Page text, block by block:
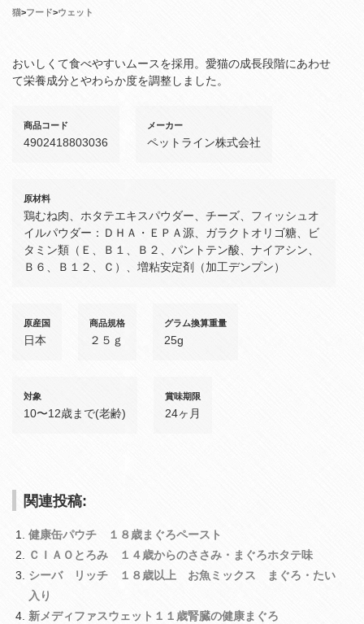
猫>フード>ウェット
おいしくて食べやすいムースを採用。愛猫の成長段階にあわせ
て栄養成分とやわらか度を調整しました。
商品コード
4902418803036
メーカー
ペットライン株式会社
原材料
鶏むね肉、ホタテエキスパウダー、チーズ、フィッシュオ
イルパウダー：ＤＨＡ・ＥＰＡ源、ガラクトオリゴ糖、ビ
タミン類（Ｅ、Ｂ１、Ｂ２、パントテン酸、ナイアシン、
Ｂ６、Ｂ１２、Ｃ）、増粘安定剤（加工デンプン）
原産国
日本
商品規格
２５ｇ
グラム換算重量
25g
対象
10〜12歳まで(老齢)
賞味期限
24ヶ月
関連投稿:
健康缶パウチ １８歳まぐろペースト
ＣＩＡＯとろみ １４歳からのささみ・まぐろホタテ味
シーバ リッチ １８歳以上 お魚ミックス まぐろ・たい
入り
新メディファスウェット１１歳腎臓の健康まぐろ